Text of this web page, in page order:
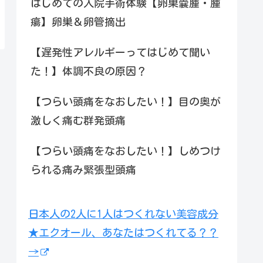
はじめての入院手術体験【卵巣嚢腫・腫
瘍】卵巣＆卵管摘出
【遅発性アレルギーってはじめて聞い
た！】体調不良の原因？
【つらい頭痛をなおしたい！】目の奥が
激しく痛む群発頭痛
【つらい頭痛をなおしたい！】しめつけ
られる痛み緊張型頭痛
日本人の2人に1人はつくれない美容成分
★エクオール、あなたはつくれてる？？
→